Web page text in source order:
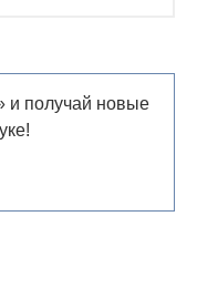
и получай новые